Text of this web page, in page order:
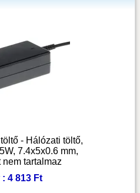
- Hálózati töltő,
7.4x5x0.6 mm,
nem tartalmaz
: 4 813 Ft